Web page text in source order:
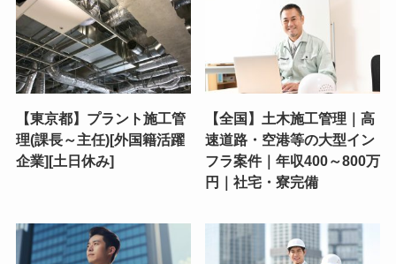
【東京都】プラント施工管
理(課長～主任)[外国籍活躍
企業][土日休み]
【全国】土木施工管理｜高
速道路・空港等の大型イン
フラ案件｜年収400～800万
円｜社宅・寮完備